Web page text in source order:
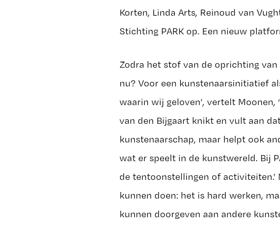
Korten, Linda Arts, Reinoud van
Stichting PARK op. Een nieuw
Zodra het stof van de oprichting van
nu? Voor een kunstenaarsinitiatief
waarin wij geloven’, vertelt Moonen,
van den Bijgaart knikt en vult aan
kunstenaarschap, maar helpt ook
wat er speelt in de kunstwereld. Bij
de tentoonstellingen of activiteiten.’
kunnen doen: het is hard werken,
kunnen doorgeven aan andere